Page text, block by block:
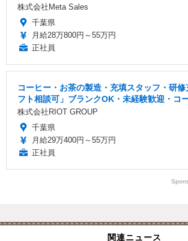
株式会社Meta Sales
千葉県
月給28万800円～55万円
正社員
コーヒー・お茶の製造・充填スタッフ・研
フト相談可」ブランクOK・未経験歓迎・コ
株式会社RIOT GROUP
千葉県
月給29万400円～55万円
正社員
関連ニュース